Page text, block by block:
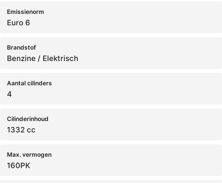
Emissienorm
Euro 6
Brandstof
Benzine / Elektrisch
Aantal cilinders
4
Cilinderinhoud
1332 cc
Max. vermogen
160PK